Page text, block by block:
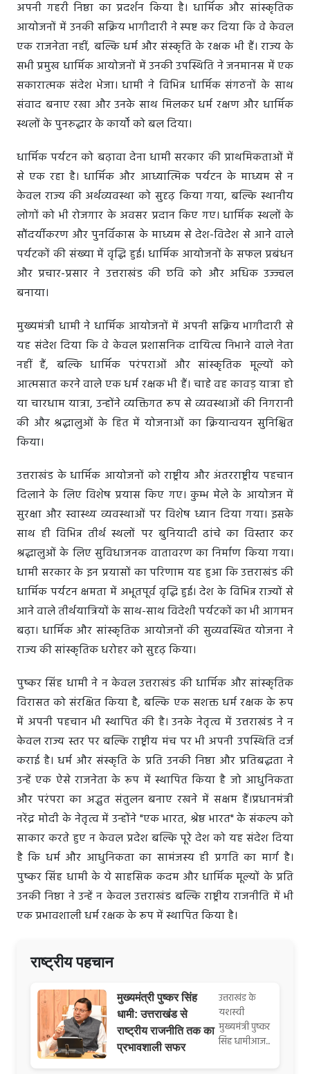
अपनी गहरी निष्ठा का प्रदर्शन किया है। धार्मिक और सांस्कृतिक
आयोजनों में उनकी सक्रिय भागीदारी ने स्पष्ट कर दिया कि वे केवल
एक राजनेता नहीं, बल्कि धर्म और संस्कृति के रक्षक भी हैं। राज्य के
सभी प्रमुख धार्मिक आयोजनों में उनकी उपस्थिति ने जनमानस में एक
सकारात्मक संदेश भेजा। धामी ने विभिन्न धार्मिक संगठनों के साथ
संवाद बनाए रखा और उनके साथ मिलकर धर्म रक्षण और धार्मिक
स्थलों के पुनरुद्धार के कार्यों को बल दिया।
धार्मिक पर्यटन को बढ़ावा देना धामी सरकार की प्राथमिकताओं में
से एक रहा है। धार्मिक और आध्यात्मिक पर्यटन के माध्यम से न
केवल राज्य की अर्थव्यवस्था को सुदृढ़ किया गया, बल्कि स्थानीय
लोगों को भी रोजगार के अवसर प्रदान किए गए। धार्मिक स्थलों के
सौंदर्यीकरण और पुनर्विकास के माध्यम से देश-विदेश से आने वाले
पर्यटकों की संख्या में वृद्धि हुई। धार्मिक आयोजनों के सफल प्रबंधन
और प्रचार-प्रसार ने उत्तराखंड की छवि को और अधिक उज्ज्वल
बनाया।
मुख्यमंत्री धामी ने धार्मिक आयोजनों में अपनी सक्रिय भागीदारी से
यह संदेश दिया कि वे केवल प्रशासनिक दायित्व निभाने वाले नेता
नहीं हैं, बल्कि धार्मिक परंपराओं और सांस्कृतिक मूल्यों को
आत्मसात करने वाले एक धर्म रक्षक भी हैं। चाहे वह कावड़ यात्रा हो
या चारधाम यात्रा, उन्होंने व्यक्तिगत रूप से व्यवस्थाओं की निगरानी
की और श्रद्धालुओं के हित में योजनाओं का क्रियान्वयन सुनिश्चित
किया।
उत्तराखंड के धार्मिक आयोजनों को राष्ट्रीय और अंतरराष्ट्रीय पहचान
दिलाने के लिए विशेष प्रयास किए गए। कुम्भ मेले के आयोजन में
सुरक्षा और स्वास्थ्य व्यवस्थाओं पर विशेष ध्यान दिया गया। इसके
साथ ही विभिन्न तीर्थ स्थलों पर बुनियादी ढांचे का विस्तार कर
श्रद्धालुओं के लिए सुविधाजनक वातावरण का निर्माण किया गया।
धामी सरकार के इन प्रयासों का परिणाम यह हुआ कि उत्तराखंड की
धार्मिक पर्यटन क्षमता में अभूतपूर्व वृद्धि हुई। देश के विभिन्न राज्यों से
आने वाले तीर्थयात्रियों के साथ-साथ विदेशी पर्यटकों का भी आगमन
बढ़ा। धार्मिक और सांस्कृतिक आयोजनों की सुव्यवस्थित योजना ने
राज्य की सांस्कृतिक धरोहर को सुदृढ़ किया।
पुष्कर सिंह धामी ने न केवल उत्तराखंड की धार्मिक और सांस्कृतिक
विरासत को संरक्षित किया है, बल्कि एक सशक्त धर्म रक्षक के रूप
में अपनी पहचान भी स्थापित की है। उनके नेतृत्व में उत्तराखंड ने न
केवल राज्य स्तर पर बल्कि राष्ट्रीय मंच पर भी अपनी उपस्थिति दर्ज
कराई है। धर्म और संस्कृति के प्रति उनकी निष्ठा और प्रतिबद्धता ने
उन्हें एक ऐसे राजनेता के रूप में स्थापित किया है जो आधुनिकता
और परंपरा का अद्भुत संतुलन बनाए रखने में सक्षम हैं।प्रधानमंत्री
नरेंद्र मोदी के नेतृत्व में उन्होंने "एक भारत, श्रेष्ठ भारत" के संकल्प को
साकार करते हुए न केवल प्रदेश बल्कि पूरे देश को यह संदेश दिया
है कि धर्म और आधुनिकता का सामंजस्य ही प्रगति का मार्ग है।
पुष्कर सिंह धामी के ये साहसिक कदम और धार्मिक मूल्यों के प्रति
उनकी निष्ठा ने उन्हें न केवल उत्तराखंड बल्कि राष्ट्रीय राजनीति में भी
एक प्रभावशाली धर्म रक्षक के रूप में स्थापित किया है।
राष्ट्रीय पहचान
मुख्यमंत्री पुष्कर सिंह
धामी: उत्तराखंड से
राष्ट्रीय राजनीति तक का
प्रभावशाली सफर
उत्तराखंड के
यशस्वी
मुख्यमंत्री पुष्कर
सिंह धामीआज...